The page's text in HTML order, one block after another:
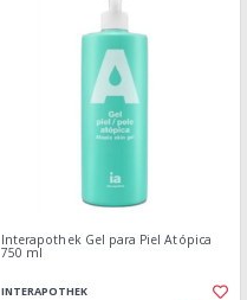
Interapothek Gel para Piel Atópica
750 ml
INTERAPOTHEK